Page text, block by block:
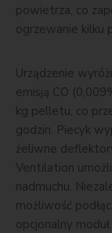
powietrza, co
ogrzewanie kilku
Urządzenie
emisją CO
kg pelletu, co
godzin. Piecyk
żeliwne
Ventilation
nadmuchu.
możliwość
opcjonalny